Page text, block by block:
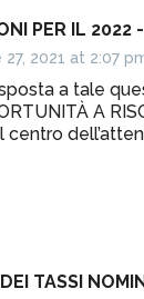
PER IL
27, 2021 at 2:07
a tale
A
centro
TASSI